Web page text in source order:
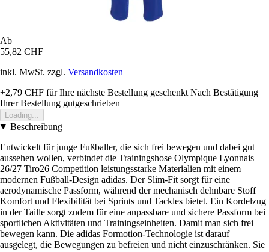
Ab
55,82 CHF
inkl. MwSt. zzgl. Versandkosten
+2,79 CHF für Ihre nächste Bestellung geschenkt Nach Bestätigung
Ihrer Bestellung gutgeschrieben
Loading...
Beschreibung
Entwickelt für junge Fußballer, die sich frei bewegen und dabei gut
aussehen wollen, verbindet die Trainingshose Olympique Lyonnais
26/27 Tiro26 Competition leistungsstarke Materialien mit einem
modernen Fußball-Design adidas. Der Slim-Fit sorgt für eine
aerodynamische Passform, während der mechanisch dehnbare Stoff
Komfort und Flexibilität bei Sprints und Tackles bietet. Ein Kordelzug
in der Taille sorgt zudem für eine anpassbare und sichere Passform bei
sportlichen Aktivitäten und Trainingseinheiten. Damit man sich frei
bewegen kann. Die adidas Formotion-Technologie ist darauf
ausgelegt, die Bewegungen zu befreien und nicht einzuschränken. Sie